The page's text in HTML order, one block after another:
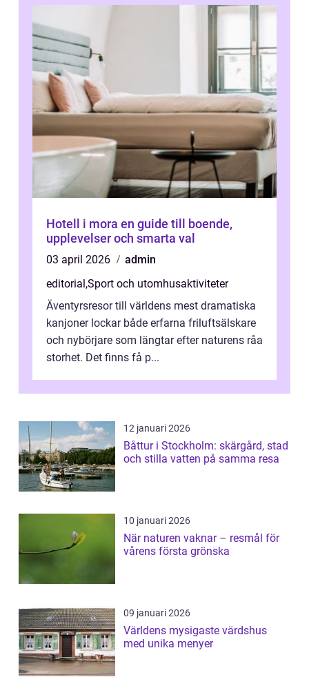
Hotell i mora en guide till boende,
upplevelser och smarta val
03 april 2026
admin
editorial ,Sport och utomhusaktiviteter
Äventyrsresor till världens mest dramatiska
kanjoner lockar både erfarna friluftsälskare
och nybörjare som längtar efter naturens råa
storhet. Det finns få p...
12 januari 2026
Båttur i Stockholm: skärgård, stad
och stilla vatten på samma resa
10 januari 2026
När naturen vaknar – resmål för
vårens första grönska
09 januari 2026
Världens mysigaste värdshus
med unika menyer